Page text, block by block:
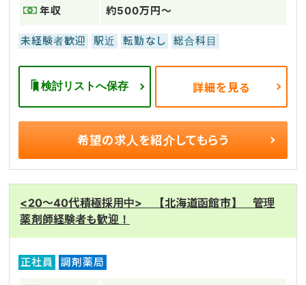
年収 約500万円～
未経験者歓迎 駅近 転勤なし 総合科目
検討リストへ保存 詳細を見る
希望の求人を紹介してもらう
<20～40代積極採用中> 【北海道函館市】 管理
薬剤師経験者も歓迎！
正社員 調剤薬局